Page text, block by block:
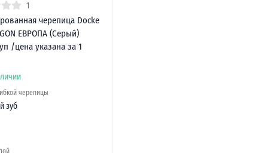
1
черепица Docke
ЕВРОПА (Серый)
/цена указана за 1
черепицы
зуб